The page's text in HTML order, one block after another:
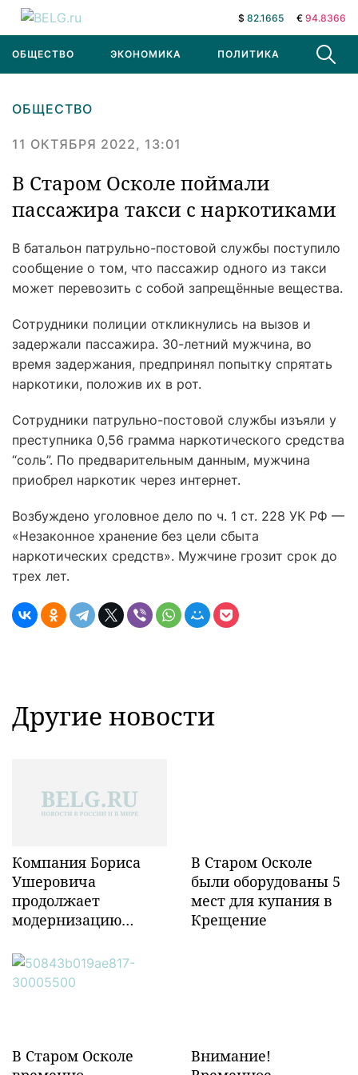
$ 82.1665 € 94.8366
ОБЩЕСТВО ЭКОНОМИКА ПОЛИТИКА В МИРЕ
ОБЩЕСТВО
11 ОКТЯБРЯ 2022, 13:01
В Старом Осколе поймали
пассажира такси с наркотиками
В батальон патрульно-постовой службы поступило
сообщение о том, что пассажир одного из такси
может перевозить с собой запрещённые вещества.
Сотрудники полиции откликнулись на вызов и
задержали пассажира. 30-летний мужчина, во
время задержания, предпринял попытку спрятать
наркотики, положив их в рот.
Сотрудники патрульно-постовой службы изъяли у
преступника 0,56 грамма наркотического средства
“соль”. По предварительным данным, мужчина
приобрел наркотик через интернет.
Возбуждено уголовное дело по ч. 1 ст. 228 УК РФ —
«Незаконное хранение без цели сбыта
наркотических средств». Мужчине грозит срок до
трех лет.
Другие новости
Компания Бориса
Ушеровича
продолжает
модернизацию
инфраструктуры в
Забайкалье
В Старом Осколе
были оборудованы 5
мест для купания в
Крещение
В Старом Осколе
Внимание!